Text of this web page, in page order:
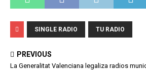
SINGLE RADIO TU RADIO
PREVIOUS
La Generalitat Valenciana legaliza radios